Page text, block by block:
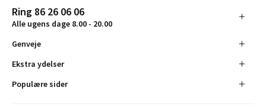
Ring 86 26 06 06
Alle ugens dage 8.00 - 20.00
Genveje
Ekstra ydelser
Populære sider